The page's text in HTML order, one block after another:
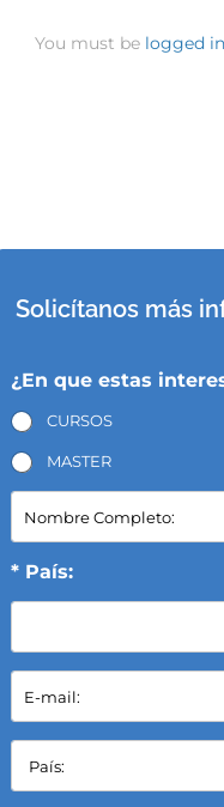
You must be logged in
Solicítanos más
¿En que estas
CURSOS
MASTER
N
m
b
o
l
e
o
* País:
E
m
a
l
P
í